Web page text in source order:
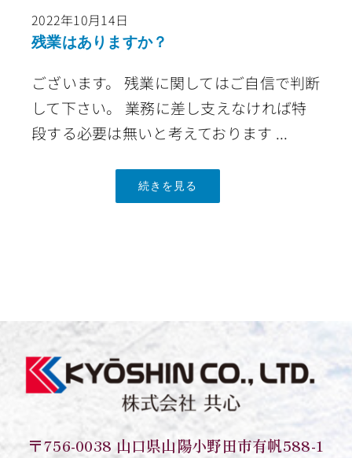
2022年10月14日
残業はありますか？
ございます。 残業に関してはご自信で判断
して下さい。 業務に差し支えなければ特
段する必要は無いと考えております ...
続きを見る
〒756-0038 山口県山陽小野田市有帆588-1